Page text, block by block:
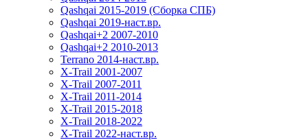
Qashqai 2015-2019 (Сборка СПБ)
Qashqai 2019-наст.вр.
Qashqai+2 2007-2010
Qashqai+2 2010-2013
Terrano 2014-наст.вр.
X-Trail 2001-2007
X-Trail 2007-2011
X-Trail 2011-2014
X-Trail 2015-2018
X-Trail 2018-2022
X-Trail 2022-наст.вр.